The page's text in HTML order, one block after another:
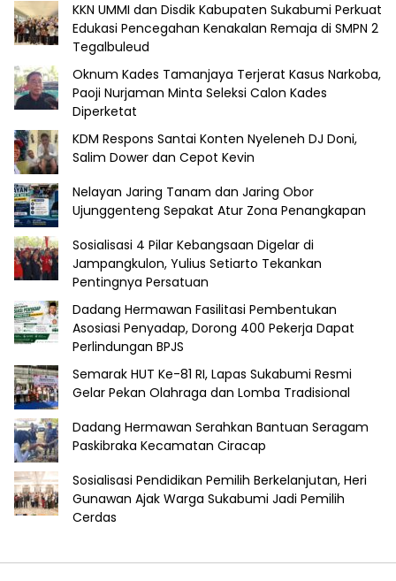
KKN UMMI dan Disdik Kabupaten Sukabumi Perkuat
Edukasi Pencegahan Kenakalan Remaja di SMPN 2
Tegalbuleud
Oknum Kades Tamanjaya Terjerat Kasus Narkoba,
Paoji Nurjaman Minta Seleksi Calon Kades
Diperketat
KDM Respons Santai Konten Nyeleneh DJ Doni,
Salim Dower dan Cepot Kevin
Nelayan Jaring Tanam dan Jaring Obor
Ujunggenteng Sepakat Atur Zona Penangkapan
Sosialisasi 4 Pilar Kebangsaan Digelar di
Jampangkulon, Yulius Setiarto Tekankan
Pentingnya Persatuan
Dadang Hermawan Fasilitasi Pembentukan
Asosiasi Penyadap, Dorong 400 Pekerja Dapat
Perlindungan BPJS
Semarak HUT Ke-81 RI, Lapas Sukabumi Resmi
Gelar Pekan Olahraga dan Lomba Tradisional
Dadang Hermawan Serahkan Bantuan Seragam
Paskibraka Kecamatan Ciracap
Sosialisasi Pendidikan Pemilih Berkelanjutan, Heri
Gunawan Ajak Warga Sukabumi Jadi Pemilih
Cerdas